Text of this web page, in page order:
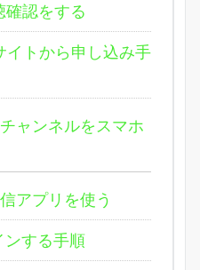
確認をする
イトから申し込み手
ャンネルをスマホ
アプリを使う
ンする手順